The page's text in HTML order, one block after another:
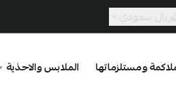
ريال سعودي
ومستلزماتها الملابس والاحذية